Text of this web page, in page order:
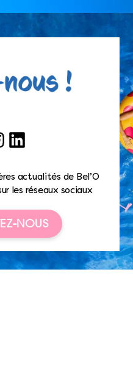
LinkedIn
actualités de Bel’O
les réseaux sociaux
NOUS